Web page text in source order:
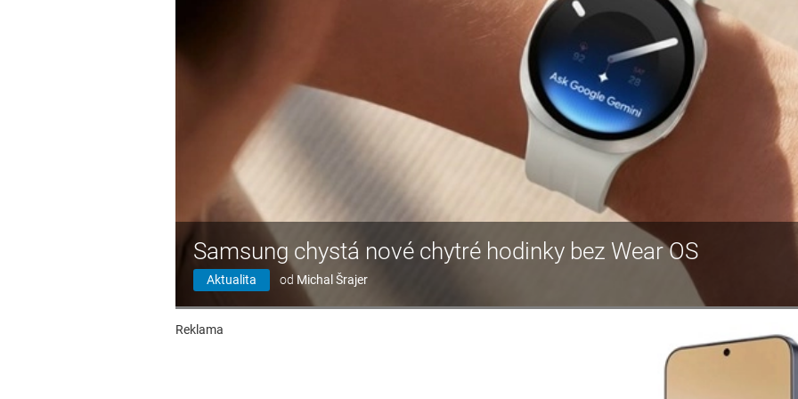
Samsung chystá nové chytré hodinky bez Wear OS
Aktualita od Michal Šrajer
Reklama